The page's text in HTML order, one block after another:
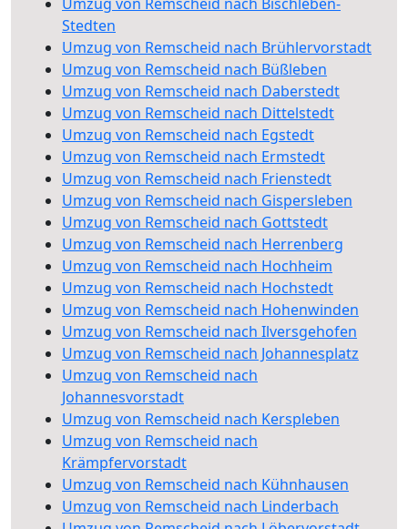
Umzug von Remscheid nach Bischleben-
Stedten
Umzug von Remscheid nach Brühlervorstadt
Umzug von Remscheid nach Büßleben
Umzug von Remscheid nach Daberstedt
Umzug von Remscheid nach Dittelstedt
Umzug von Remscheid nach Egstedt
Umzug von Remscheid nach Ermstedt
Umzug von Remscheid nach Frienstedt
Umzug von Remscheid nach Gispersleben
Umzug von Remscheid nach Gottstedt
Umzug von Remscheid nach Herrenberg
Umzug von Remscheid nach Hochheim
Umzug von Remscheid nach Hochstedt
Umzug von Remscheid nach Hohenwinden
Umzug von Remscheid nach Ilversgehofen
Umzug von Remscheid nach Johannesplatz
Umzug von Remscheid nach
Johannesvorstadt
Umzug von Remscheid nach Kerspleben
Umzug von Remscheid nach
Krämpfervorstadt
Umzug von Remscheid nach Kühnhausen
Umzug von Remscheid nach Linderbach